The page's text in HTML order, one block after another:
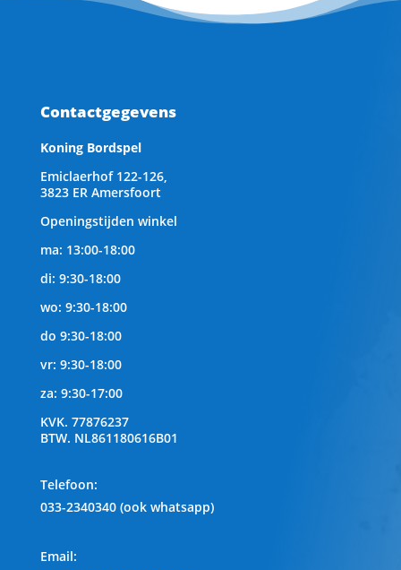
Contactgegevens
Koning Bordspel
Emiclaerhof 122-126,
3823 ER Amersfoort
Openingstijden winkel
ma: 13:00-18:00
di: 9:30-18:00
wo: 9:30-18:00
do 9:30-18:00
vr: 9:30-18:00
za: 9:30-17:00
KVK. 77876237
BTW. NL861180616B01
Telefoon:
033-2340340 (ook whatsapp)
Email: